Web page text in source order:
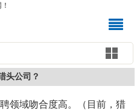
头公司？
领域吻合度高。（目前，猎